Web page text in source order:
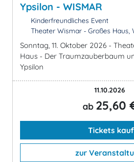
Ypsilon - WISMAR
Kinderfreundliches Event
Theater Wismar - Großes Haus,
Sonntag, 11. Oktober 2026 -
Haus - Der Traumzauberbaum
Ypsilon
11.10.2026
ab 25,60
Tickets
zur